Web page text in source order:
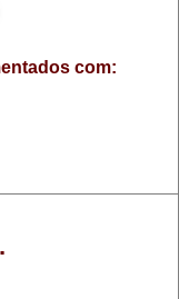
com: